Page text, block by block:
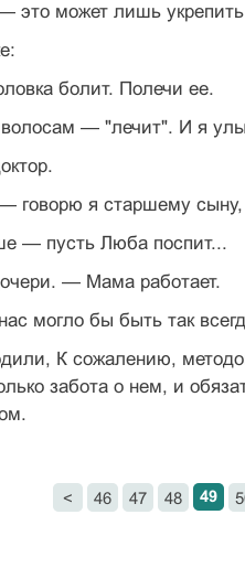
может лишь
болит. Полечи ее.
волосам — "лечит". И я
говорю я старшему
— пусть Люба поспит...
— Мама работает.
могло бы быть так
К сожалению,
забота о нем, и
< 46 47 48 49